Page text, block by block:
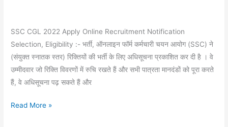
SSC CGL 2022 Apply Online Recruitment Notification
Selection, Eligibility :- भर्ती, ऑनलाइन फॉर्म कर्मचारी चयन आयोग (SSC) ने
(संयुक्त स्नातक स्तर) रिक्तियों की भर्ती के लिए अधिसूचना प्रकाशित कर दी है । वे
उम्मीदवार जो रिक्ति विवरणों में रुचि रखते हैं और सभी पात्रता मानदंडों को पूरा करते
हैं, वे अधिसूचना पढ़ सकते हैं और
Read More »